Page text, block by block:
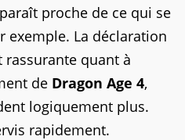
proche de ce qui se
exemple. La déclaration
rassurante quant à
de Dragon Age 4,
logiquement plus.
rapidement.